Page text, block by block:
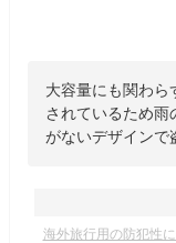
大容量にも関わら
されているため雨
がないデザインで
海外旅行用の防犯性